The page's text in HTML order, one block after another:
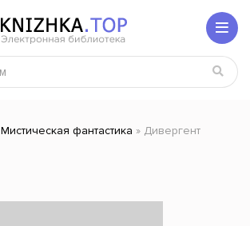
Мистическая фантастика » Дивергент